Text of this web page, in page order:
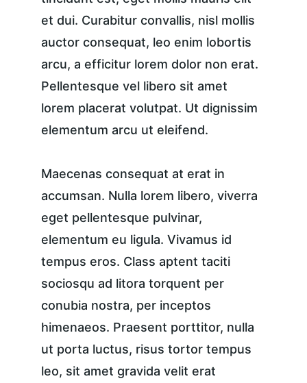
et dui. Curabitur convallis, nisl mollis
auctor consequat, leo enim lobortis
arcu, a efficitur lorem dolor non erat.
Pellentesque vel libero sit amet
lorem placerat volutpat. Ut dignissim
elementum arcu ut eleifend.
Maecenas consequat at erat in
accumsan. Nulla lorem libero, viverra
eget pellentesque pulvinar,
elementum eu ligula. Vivamus id
tempus eros. Class aptent taciti
sociosqu ad litora torquent per
conubia nostra, per inceptos
himenaeos. Praesent porttitor, nulla
ut porta luctus, risus tortor tempus
leo, sit amet gravida velit erat